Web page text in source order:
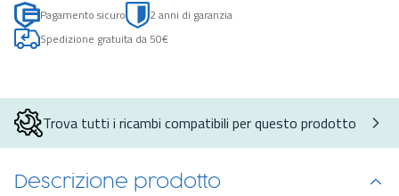
Pagamento sicuro
2 anni di garanzia
Spedizione gratuita da 50€
Trova tutti i ricambi compatibili per questo prodotto
Descrizione prodotto